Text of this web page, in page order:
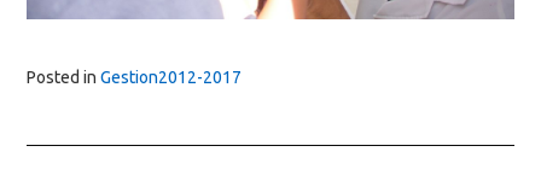
Posted in Gestion2012-2017